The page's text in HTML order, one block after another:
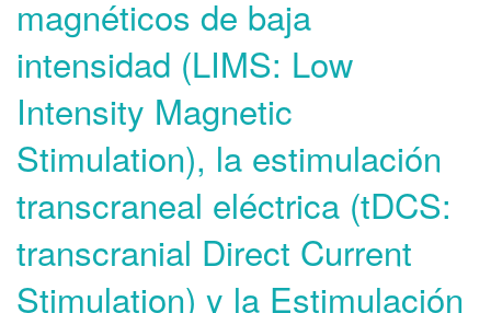
magnéticos de baja
intensidad (LIMS: Low
Intensity Magnetic
Stimulation), la estimulación
transcraneal eléctrica (tDCS:
transcranial Direct Current
Stimulation) y la Estimulación